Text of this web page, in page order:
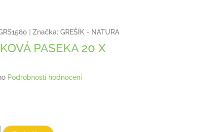
Značka: GREŠÍK - NATURA
PASEKA 20 X
Podrobnosti hodnocení